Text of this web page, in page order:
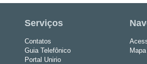
Serviços
Contatos
Guia Telefônico
Portal Unirio